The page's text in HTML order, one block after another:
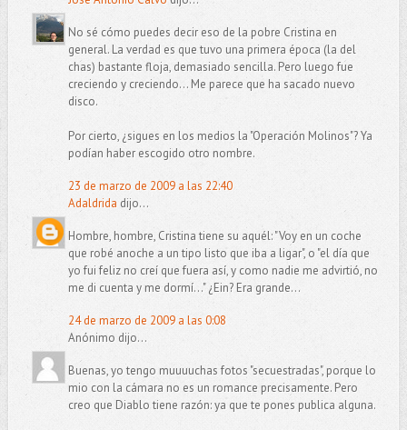
No sé cómo puedes decir eso de la pobre Cristina en
general. La verdad es que tuvo una primera época (la del
chas) bastante floja, demasiado sencilla. Pero luego fue
creciendo y creciendo... Me parece que ha sacado nuevo
disco.
Por cierto, ¿sigues en los medios la "Operación Molinos"? Ya
podían haber escogido otro nombre.
23 de marzo de 2009 a las 22:40
Adaldrida dijo...
Hombre, hombre, Cristina tiene su aquél: "Voy en un coche
que robé anoche a un tipo listo que iba a ligar", o "el día que
yo fui feliz no creí que fuera así, y como nadie me advirtió, no
me di cuenta y me dormí..." ¿Ein? Era grande...
24 de marzo de 2009 a las 0:08
Anónimo dijo...
Buenas, yo tengo muuuuchas fotos "secuestradas", porque lo
mio con la cámara no es un romance precisamente. Pero
creo que Diablo tiene razón: ya que te pones publica alguna.